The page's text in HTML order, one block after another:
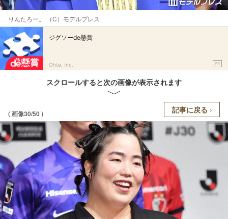
りんたろー。 （C）モデルプレス
ジグソーde懸賞
Ohte, Inc. PR
スクロールすると次の画像が表示されます
( 画像30/50 ) 記事に戻る